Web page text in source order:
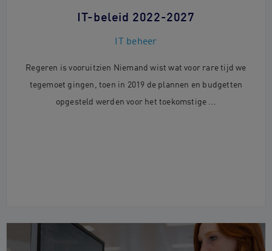
IT-beleid 2022-2027
IT beheer
Regeren is vooruitzien Niemand wist wat voor rare tijd we
tegemoet gingen, toen in 2019 de plannen en budgetten
opgesteld werden voor het toekomstige ...